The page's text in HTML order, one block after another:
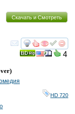
Скачать и Смотреть
смотреть
4
)
HD 720